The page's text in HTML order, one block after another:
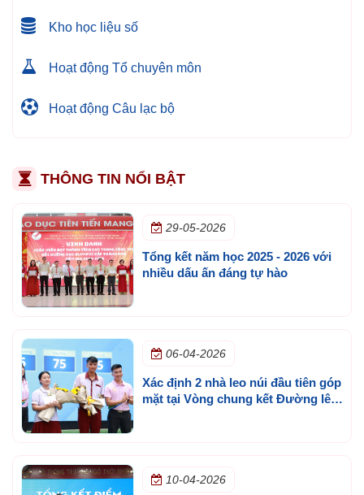
Kho học liệu số
Hoạt động Tổ chuyên môn
Hoạt động Câu lạc bộ
THÔNG TIN NỔI BẬT
29-05-2026
Tổng kết năm học 2025 - 2026 với
nhiều dấu ấn đáng tự hào
06-04-2026
Xác định 2 nhà leo núi đầu tiên góp
mặt tại Vòng chung kết Đường lên
10-04-2026